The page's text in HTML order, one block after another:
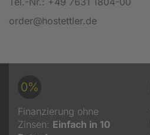
order@hostettler.de
0%
Finanzierung ohne
Zinsen: Einfach in 10